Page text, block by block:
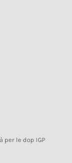
le dop IGP